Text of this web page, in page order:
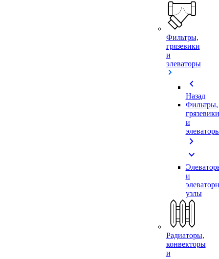
Фильтры,
грязевики
и
элеваторы
chevron_left
Назад
Фильтры,
грязевики
и
chevron_right
expand_more
и
узлы
Радиаторы,
конвекторы
и